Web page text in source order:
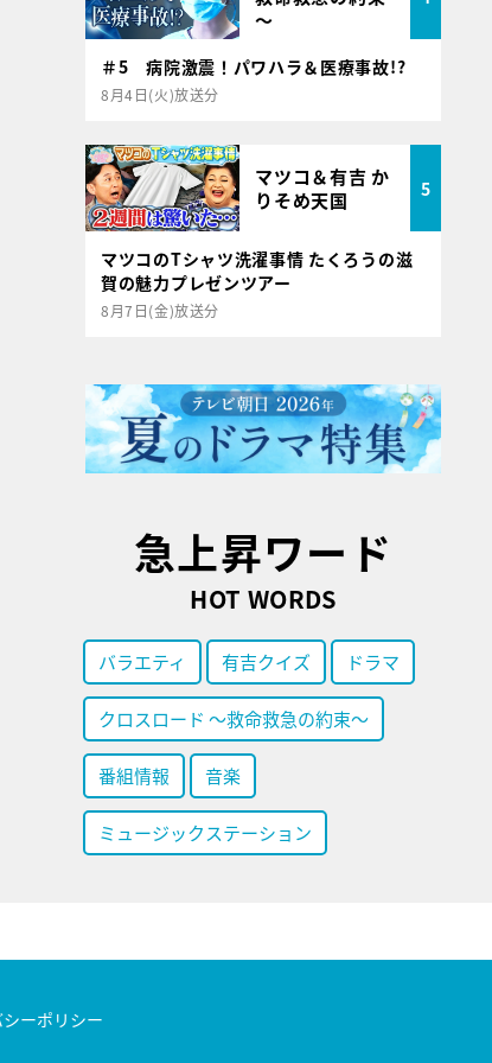
～
＃5 病院激震！パワハラ＆医療事故!?
8月4日(火)放送分
マツコ＆有吉 か
りそめ天国
5
マツコのTシャツ洗濯事情 たくろうの滋
賀の魅力プレゼンツアー
8月7日(金)放送分
急上昇ワード
HOT WORDS
バラエティ 有吉クイズ ドラマ
クロスロード ～救命救急の約束～
番組情報 音楽
ミュージックステーション
ーポリシー